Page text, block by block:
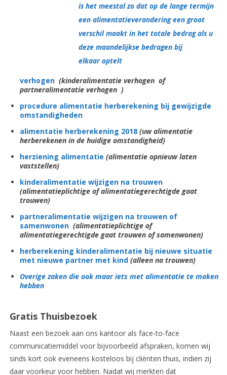
is het meestal zo dat op de lange termijn
een alimentatieverandering een groot
verschil maakt in het totale bedrag als u
deze maandelijkse bedragen bij
elkaar optelt
verhogen (kinderalimentatie verhogen of
partneralimentatie verhogen )
procedure alimentatie herberekening bij gewijzigde
omstandigheden
alimentatie herberekening 2018(uw alimentatie
herberekenen in de huidige omstandigheid)
herziening alimentatie (alimentatie opnieuw laten
vaststellen)
kinderalimentatie wijzigen na trouwen
(alimentatieplichtige of alimentatiegerechtigde gaat
trouwen)
partneralimentatie wijzigen na trouwen of
samenwonen (alimentatieplichtige of
alimentatiegerechtigde gaat trouwen of samenwonen)
herberekening kinderalimentatie bij nieuwe situatie
met nieuwe partner met kind (alleen na trouwen)
Overige zaken die ook maar iets met alimentatie te maken
hebben
Gratis Thuisbezoek
Naast een bezoek aan ons kantoor als face-to-face
communicatiemiddel voor bijvoorbeeld afspraken, komen wij
sinds kort ook eveneens kosteloos bij cliënten thuis, indien zij
daar voorkeur voor hebben. Nadat wij merkten dat